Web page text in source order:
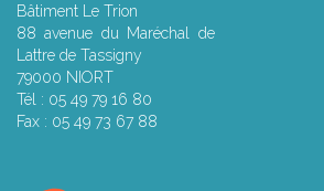
Bâtiment Le Trion
88 avenue du Maréchal de
Lattre de Tassigny
79000 NIORT
Tél : 05 49 79 16 80
Fax : 05 49 73 67 88